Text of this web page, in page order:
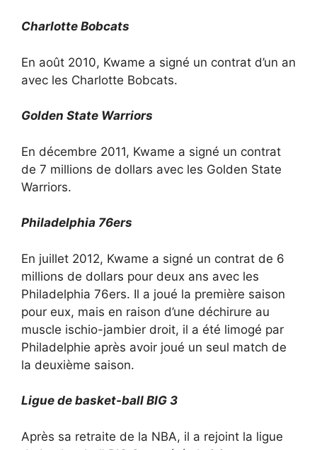
Charlotte Bobcats
En août 2010, Kwame a signé un contrat d’un an
avec les Charlotte Bobcats.
Golden State Warriors
En décembre 2011, Kwame a signé un contrat
de 7 millions de dollars avec les Golden State
Warriors.
Philadelphia 76ers
En juillet 2012, Kwame a signé un contrat de 6
millions de dollars pour deux ans avec les
Philadelphia 76ers. Il a joué la première saison
pour eux, mais en raison d’une déchirure au
muscle ischio-jambier droit, il a été limogé par
Philadelphie après avoir joué un seul match de
la deuxième saison.
Ligue de basket-ball BIG 3
Après sa retraite de la NBA, il a rejoint la ligue